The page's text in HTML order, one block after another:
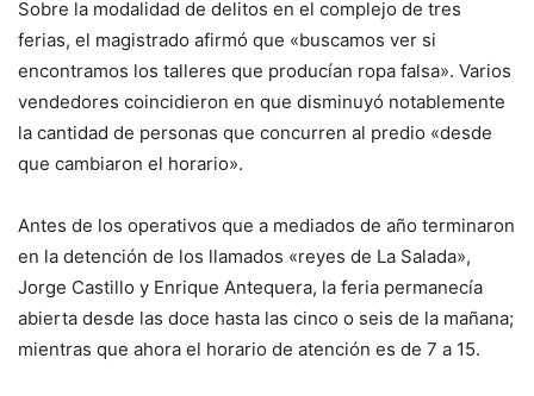
Sobre la modalidad de delitos en el complejo de tres
ferias, el magistrado afirmó que «buscamos ver si
encontramos los talleres que producían ropa falsa». Varios
vendedores coincidieron en que disminuyó notablemente
la cantidad de personas que concurren al predio «desde
que cambiaron el horario».
Antes de los operativos que a mediados de año terminaron
en la detención de los llamados «reyes de La Salada»,
Jorge Castillo y Enrique Antequera, la feria permanecía
abierta desde las doce hasta las cinco o seis de la mañana;
mientras que ahora el horario de atención es de 7 a 15.